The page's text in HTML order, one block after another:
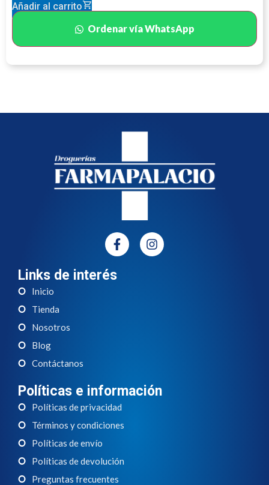
Añadir al carrito
Ordenar vía WhatsApp
Links de interés
Inicio
Tienda
Nosotros
Blog
Contáctanos
Políticas e información
Políticas de privacidad
Términos y condiciones
Políticas de envío
Políticas de devolución
Preguntas frecuentes